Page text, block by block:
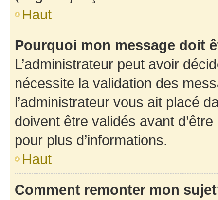
Haut
Pourquoi mon message doit
L’administrateur peut avoir
nécessite la validation des
l’administrateur vous ait placé
doivent être validés avant
pour plus d’informations.
Haut
Comment remonter mon